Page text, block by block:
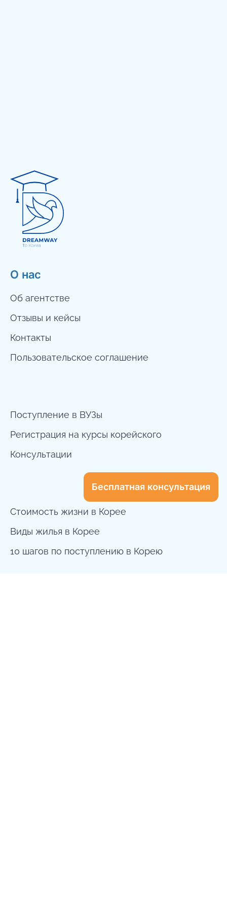
Бесплатная консультация
О нас
Об агентстве
Отзывы и кейсы
Контакты
Пользовательское соглашение
Поступление в ВУЗы
Регистрация на курсы корейского
Консультации
Стоимость жизни в Корее
Виды жилья в Корее
10 шагов по поступлению в Корею